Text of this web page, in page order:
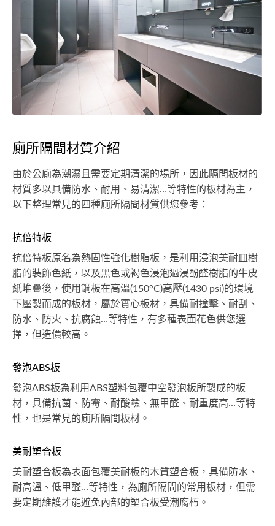
廁所隔間材質介紹
由於公廁為潮濕且需要定期清潔的場所，因此隔間板材的
材質多以具備防水、耐用、易清潔…等特性的板材為主，
以下整理常見的四種廁所隔間材質供您參考：
抗倍特板
抗倍特板原名為熱固性強化樹脂板，是利用浸泡美耐皿樹
脂的裝飾色紙，以及黑色或褐色浸泡過浸酚醛樹脂的牛皮
紙堆疊後，使用鋼板在高溫(150°C)高壓(1430 psi)的環境
下壓製而成的板材，屬於實心板材，具備耐撞擊、耐刮、
防水、防火、抗腐蝕…等特性，有多種表面花色供您選
擇，但造價較高。
發泡ABS板
發泡ABS板為利用ABS塑料包覆中空發泡板所製成的板
材，具備抗菌、防霉、耐酸鹼、無甲醛、耐重度高…等特
性，也是常見的廁所隔間板材。
美耐塑合板
美耐塑合板為表面包覆美耐板的木質塑合板，具備防水、
耐高溫、低甲醛…等特性，為廁所隔間的常用板材，但需
要定期維護才能避免內部的塑合板受潮腐朽。